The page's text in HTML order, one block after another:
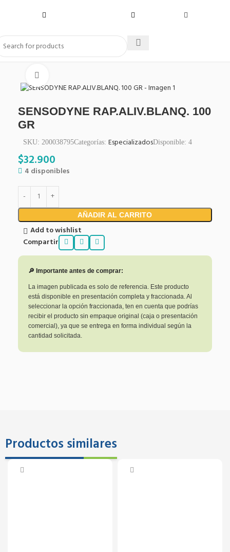
SENSODYNE RAP.ALIV.BLANQ. 100
GR
SKU: 200038795Categorías: EspecializadosDisponible: 4
$32.900
4 disponibles
AÑADIR AL CARRITO
Add to wishlist
Compartir
🔎 Importante antes de comprar:
La imagen publicada es solo de referencia. Este producto
está disponible en presentación completa y fraccionada. Al
seleccionar la opción fraccionada, ten en cuenta que podrías
recibir el producto sin empaque original (caja o presentación
comercial), ya que se entrega en forma individual según la
cantidad solicitada.
Productos similares